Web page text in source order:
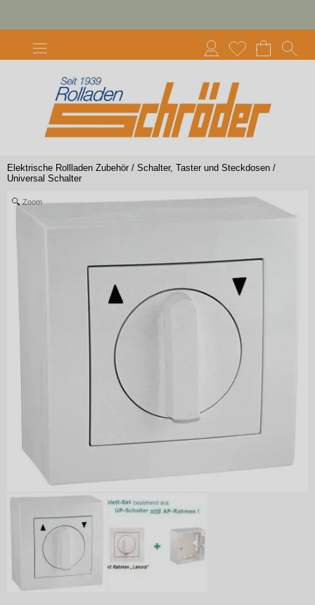
Elektrische Rollladen Zubehör / Schalter, Taster und Steckdosen /
Universal Schalter
Zoom